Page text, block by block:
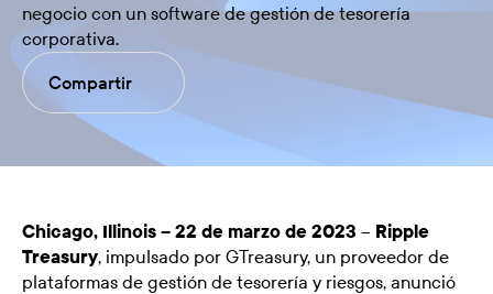
negocio con un software de gestión de tesorería
corporativa.
Compartir
Chicago, Illinois – 22 de marzo de 2023 – Ripple
Treasury, impulsado por GTreasury, un proveedor de
plataformas de gestión de tesorería y riesgos, anunció